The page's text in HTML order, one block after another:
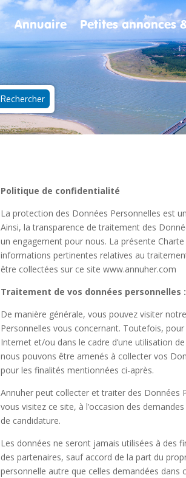
Annuaire Petites annonces
Politique de confidentialité
La protection des Données Personnelles est
Ainsi, la transparence de traitement des
un engagement pour nous. La présente
informations pertinentes relatives au
être collectées sur ce sitewww.annuher.com
Traitement de vos données personnelles :
De manière générale, vous pouvez visiter
Personnelles vous concernant. Toutefois,
Internet et/ou dans le cadre d’une utilisation
nous pouvons être amenés à collecter vos
pour les finalités mentionnées ci-après.
Annuher peut collecter et traiter des Données
vous visitez ce site, à l’occasion des
de candidature.
Les données ne seront jamais utilisées à des
des partenaires, sauf accord de la part du
personnelle autre que celles demandées dans